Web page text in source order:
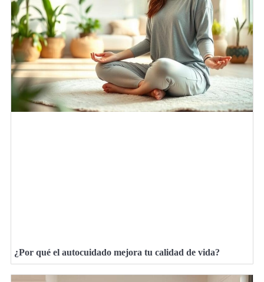
¿Por qué el autocuidado mejora tu calidad de vida?